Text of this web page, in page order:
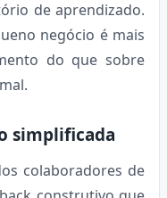
de aprendizado.
negócio é mais
do que sobre
simplificada
colaboradores de